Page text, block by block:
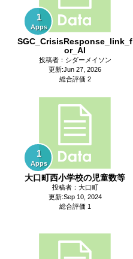
1
Apps
SGC_CrisisResponse_link_f
or_AI
投稿者：シダーメイソン
更新:Jun 27, 2026
総合評価 2
1
Apps
大口町西小学校の児童数等
投稿者：大口町
更新:Sep 10, 2024
総合評価 1